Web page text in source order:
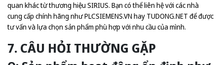
quan khác từ thương hiệu SIRIUS. Bạn có thể liên hệ với các nhà
cung cấp chính hãng nhưPLCSIEMENS.VN hay TUDONG.NET để được
tư vấn và lựa chọn sản phẩm phù hợp với nhu cầu của mình.
7. CÂU HỎI THƯỜNG GẶP